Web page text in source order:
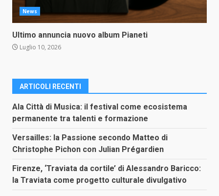
News
Ultimo annuncia nuovo album Pianeti
Luglio 10, 2026
ARTICOLI RECENTI
Ala Città di Musica: il festival come ecosistema
permanente tra talenti e formazione
Versailles: la Passione secondo Matteo di
Christophe Pichon con Julian Prégardien
Firenze, ‘Traviata da cortile’ di Alessandro Baricco:
la Traviata come progetto culturale divulgativo